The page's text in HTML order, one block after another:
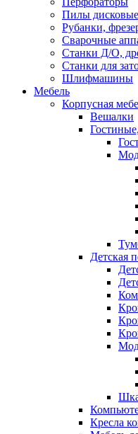
Пилы
Рубанки,
Сварочные
Станки Д/О,
Станки для
Шлифмашины
Мебель
Корпусная
Вешалки
Детская
Кресла